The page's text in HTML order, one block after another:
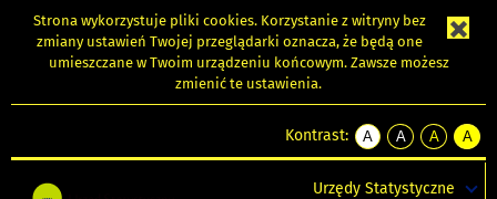
Strona wykorzystuje pliki cookies. Korzystanie z witryny bez
zmiany ustawień Twojej przeglądarki oznacza, że będą one
umieszczane w Twoim urządzeniu końcowym. Zawsze możesz
zmienić te ustawienia.
Kontrast:
A
kontrast
A
kontrast
tekst
A
kontrast
tekst
A
tekst
Urzędy Statystyczne